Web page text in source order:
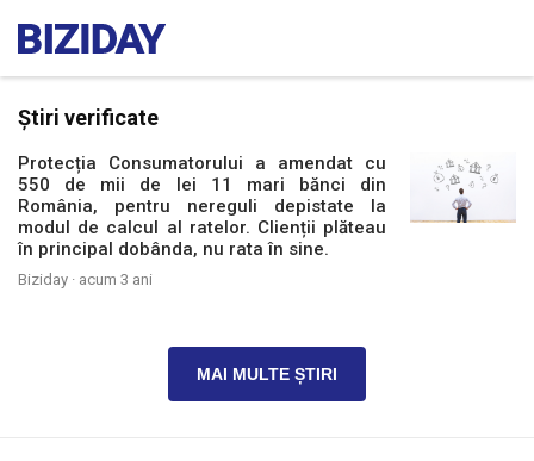
Știri verificate
Protecția Consumatorului a amendat cu
550 de mii de lei 11 mari bănci din
România, pentru nereguli depistate la
modul de calcul al ratelor. Clienții plăteau
în principal dobânda, nu rata în sine.
Biziday · acum 3 ani
MAI MULTE ȘTIRI